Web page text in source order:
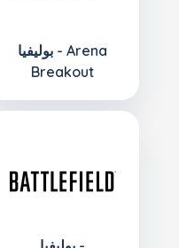
بوليفيا - Arena
Breakout